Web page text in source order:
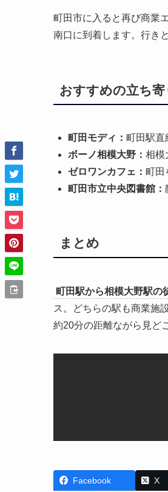
町田市に入ると再び商業
南口に到着します。行き
おすすめの立ち寄
町田モディ： 町田駅直
ボーノ相模大野： 相模
ゼロワンカフェ： 町田
町田市立中央図書館：
まとめ
町田駅から相模大野駅の
ス。どちらの駅も商業施
約20分の距離ながら見ど
Facebook X